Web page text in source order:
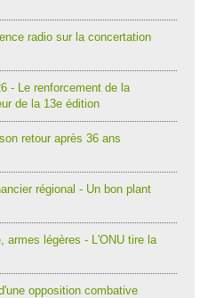
radio sur la concertation
- Le renforcement de la
de la 13e édition
retour après 36 ans
régional - Un bon plant
armes légères - L'ONU tire la
opposition combative